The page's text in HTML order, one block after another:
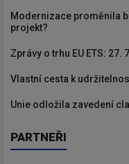
Modernizace proměnila
projekt?
Zprávy o trhu EU ETS: 27.
Vlastní cesta k
Unie odložila zavedení
PARTNEŘI